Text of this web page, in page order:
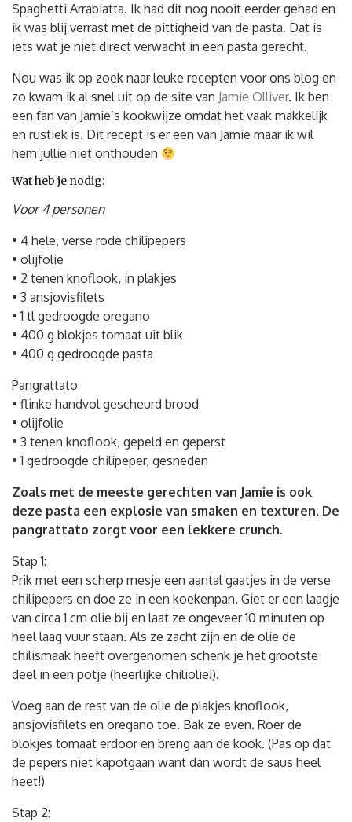
Spaghetti Arrabiatta. Ik had dit nog nooit eerder gehad en
ik was blij verrast met de pittigheid van de pasta. Dat is
iets wat je niet direct verwacht in een pasta gerecht.
Nou was ik op zoek naar leuke recepten voor ons blog en
zo kwam ik al snel uit op de site van Jamie Olliver. Ik ben
een fan van Jamie’s kookwijze omdat het vaak makkelijk
en rustiek is. Dit recept is er een van Jamie maar ik wil
hem jullie niet onthouden
Wat heb je nodig:
Voor 4 personen
• 4 hele, verse rode chilipepers
• olijfolie
• 2 tenen knoflook, in plakjes
• 3 ansjovisfilets
• 1 tl gedroogde oregano
• 400 g blokjes tomaat uit blik
• 400 g gedroogde pasta
Pangrattato
• flinke handvol gescheurd brood
• olijfolie
• 3 tenen knoflook, gepeld en geperst
• 1 gedroogde chilipeper, gesneden
Zoals met de meeste gerechten van Jamie is ook
deze pasta een explosie van smaken en texturen. De
pangrattato zorgt voor een lekkere crunch.
Stap 1:
Prik met een scherp mesje een aantal gaatjes in de verse
chilipepers en doe ze in een koekenpan. Giet er een laagje
van circa 1 cm olie bij en laat ze ongeveer 10 minuten op
heel laag vuur staan. Als ze zacht zijn en de olie de
chilismaak heeft overgenomen schenk je het grootste
deel in een potje (heerlijke chiliolie!).
Voeg aan de rest van de olie de plakjes knoflook,
ansjovisfilets en oregano toe. Bak ze even. Roer de
blokjes tomaat erdoor en breng aan de kook. (Pas op dat
de pepers niet kapotgaan want dan wordt de saus heel
heet!)
Stap 2: